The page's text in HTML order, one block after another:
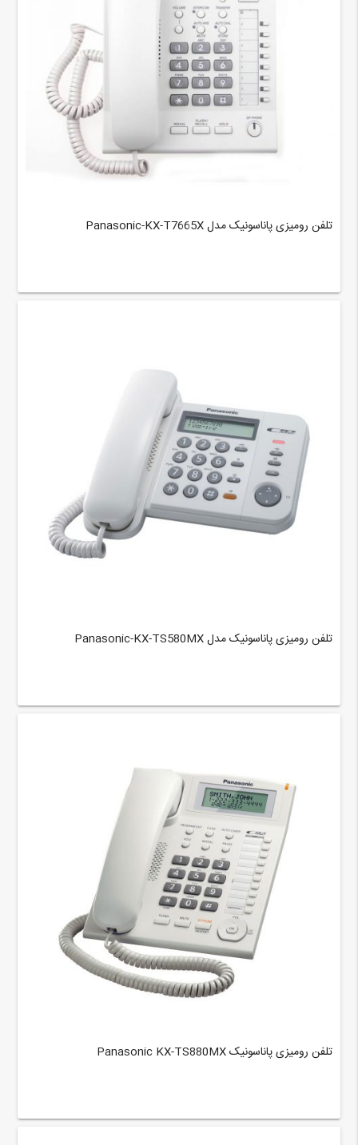
تلفن رومیزی پاناسونیک مدل Panasonic-KX-T7665X
تلفن رومیزی پاناسونیک مدل Panasonic-KX-TS580MX
تلفن رومیزی پاناسونیک Panasonic KX-TS880MX